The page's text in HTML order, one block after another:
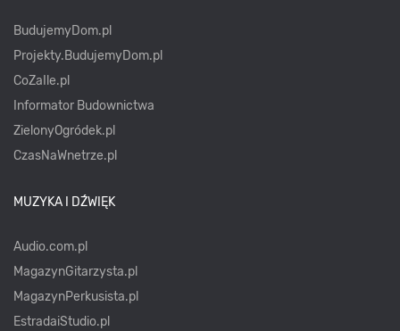
BudujemyDom.pl
Projekty.BudujemyDom.pl
CoZaIle.pl
Informator Budownictwa
ZielonyOgródek.pl
CzasNaWnetrze.pl
MUZYKA I DŹWIĘK
Audio.com.pl
MagazynGitarzysta.pl
MagazynPerkusista.pl
EstradaiStudio.pl